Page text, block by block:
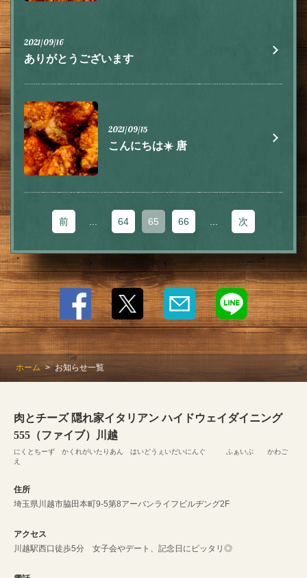
2021/09/16
ありがとうございます
2021/09/15
こんにちは☀️ 唐
前 64 65 66 次
ホーム お知らせ一覧
肉とチーズ 隠れ家イタリアン ハイドウェイダイニング
555（ファイブ）川越
にくとちーず かくれがいたりあん はいどうぇいだいにんぐ ふぁいぶ かわご
え
住所
埼玉県川越市脇田本町9-5第8アーバンライフビルヂング2F
アクセス
川越駅西口徒歩5分 女子会やデート、記念日にピッタリ◎